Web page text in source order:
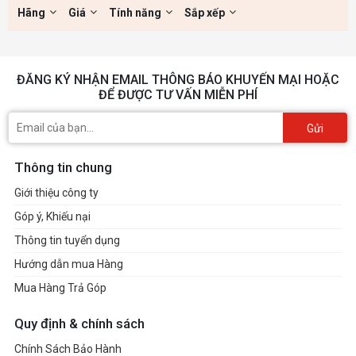
Hãng Giá Tính năng Sắp xếp
ĐĂNG KÝ NHẬN EMAIL THÔNG BÁO KHUYẾN MẠI HOẶC
ĐỂ ĐƯỢC TƯ VẤN MIỄN PHÍ
Gửi
Thông tin chung
Giới thiệu công ty
Góp ý, Khiếu nại
Thông tin tuyển dụng
Hướng dẫn mua Hàng
Mua Hàng Trả Góp
Quy định & chính sách
Chính Sách Bảo Hành